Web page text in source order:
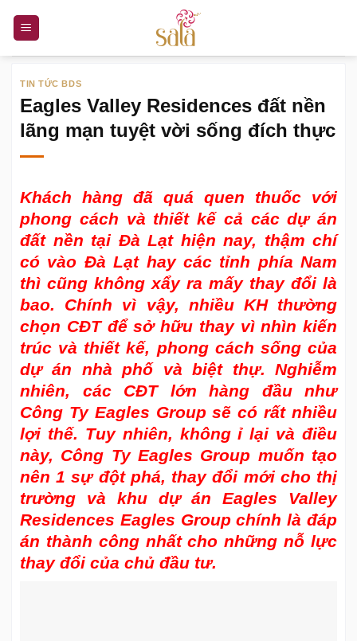
nội
TIN TỨC BDS
Eagles Valley Residences đất nền
lãng mạn tuyệt vời sống đích thực
Khách hàng đã quá quen thuốc với
phong cách và thiết kế cả các dự án
đất nền tại Đà Lạt hiện nay, thậm chí
có vào Đà Lạt hay các tỉnh phía Nam
thì cũng không xẩy ra mấy thay đổi là
bao. Chính vì vậy, nhiều KH thường
chọn CĐT để sở hữu thay vì nhìn kiến
trúc và thiết kế, phong cách sống của
dự án nhà phố và biệt thự. Nghiễm
nhiên, các CĐT lớn hàng đầu như
Công Ty Eagles Group sẽ có rất nhiều
lợi thế. Tuy nhiên, không ỉ lại và điều
này, Công Ty Eagles Group muốn tạo
nên 1 sự đột phá, thay đổi mới cho thị
trường và khu dự án Eagles Valley
Residences Eagles Groupchính là đáp
án thành công nhất cho những nỗ lực
thay đổi của chủ đầu tư.